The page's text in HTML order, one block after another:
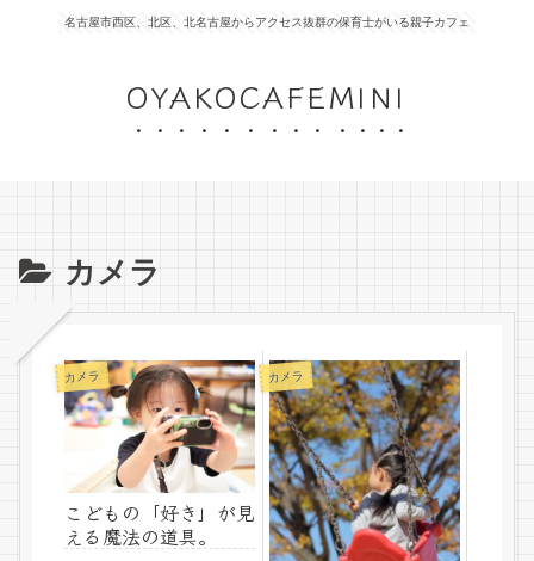
名古屋市西区、北区、北名古屋からアクセス抜群の保育士がいる親子カフェ
OYAKOCAFEMINI
カメラ
カメラ
こどもの「好き」が見
える魔法の道具。
カメラ